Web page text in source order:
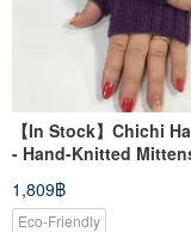
【In Stock】Chichi
- Hand-Knitted
1,809฿
Eco-Friendly